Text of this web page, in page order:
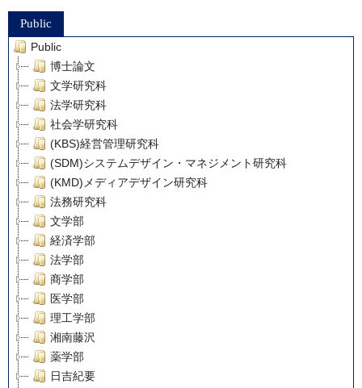
Public
Public
博士論文
文学研究科
法学研究科
社会学研究科
(KBS)経営管理研究科
(SDM)システムデザイン・マネジメント研究科
(KMD)メディアデザイン研究科
法務研究科
文学部
経済学部
法学部
商学部
医学部
理工学部
湘南藤沢
薬学部
日吉紀要